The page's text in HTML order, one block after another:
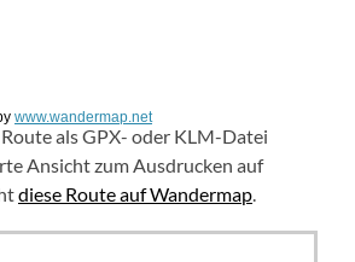
www.wandermap.net
als GPX- oder KLM-Datei
Ansicht zum Ausdrucken auf
diese Route auf Wandermap.